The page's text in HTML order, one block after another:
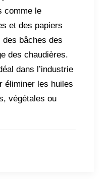
comme le
et des papiers
bâches des
des chaudières.
dans l’industrie
éliminer les huiles
végétales ou